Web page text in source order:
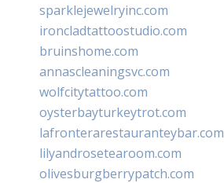
sparklejewelryinc.com
ironcladtattoostudio.com
bruinshome.com
annascleaningsvc.com
wolfcitytattoo.com
oysterbayturkeytrot.com
lafronterarestauranteybar.com
lilyandrosetearoom.com
olivesburgberrypatch.com